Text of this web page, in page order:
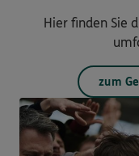
Hier finden Sie
zum